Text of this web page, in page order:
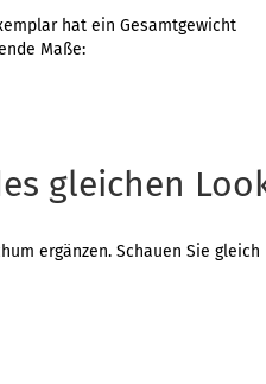
hat ein Gesamtgewicht
Maße:
gleichen
ergänzen. Schauen Sie gleich